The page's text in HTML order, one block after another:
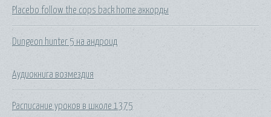
Placebo follow the cops back home аккорды
Dungeon hunter 5 на андроид
Аудиокнига возмездия
Расписание уроков в школе 1375